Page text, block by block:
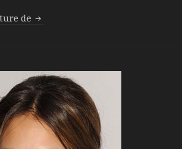
de Le maquillage des yeux verts